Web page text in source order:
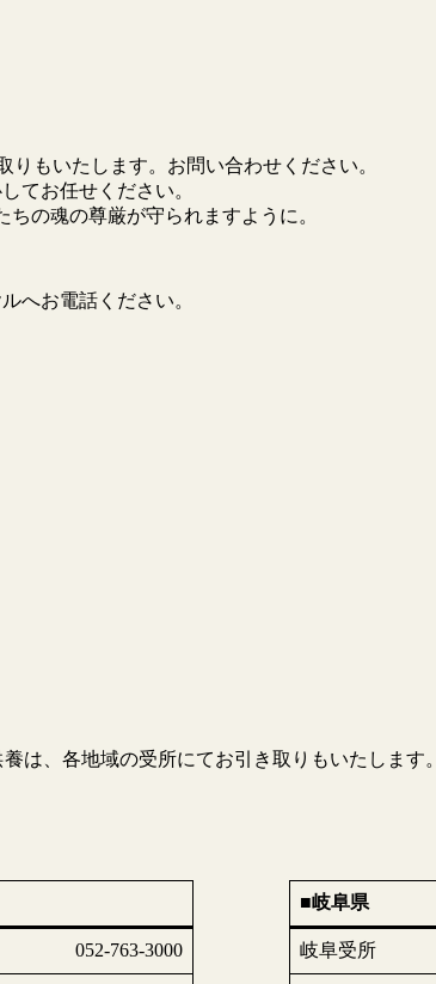
もいたします。お問い合わせください。
てお任せください。
の魂の尊厳が守られますように。
へお電話ください。
は、各地域の受所にてお引き取りもいたします。
052-763-3000
■岐阜県
岐阜受所